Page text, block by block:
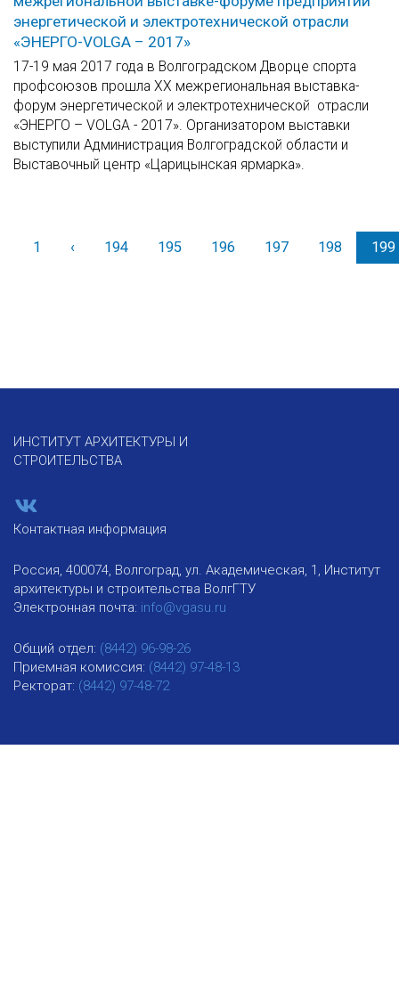
энергетической и электротехнической отрасли
«ЭНЕРГО-VOLGA – 2017»
17-19 мая 2017 года в Волгоградском Дворце спорта
профсоюзов прошла XX межрегиональная выставка-
форум энергетической и электротехнической отрасли
«ЭНЕРГО – VOLGA - 2017». Организатором выставки
выступили Администрация Волгоградской области и
Выставочный центр «Царицынская ярмарка».
1 ‹Назад194 195 196 197 198 199
ИНСТИТУТ АРХИТЕКТУРЫ И
СТРОИТЕЛЬСТВА
Контактная информация
Россия, 400074, Волгоград, ул. Академическая, 1, Институт
архитектуры и строительства ВолгГТУ
Электронная почта: info@vgasu.ru
Общий отдел: (8442) 96-98-26
Приемная комиссия: (8442) 97-48-13
Ректорат: (8442) 97-48-72